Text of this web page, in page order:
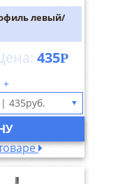
левый/
435Р
+
▼